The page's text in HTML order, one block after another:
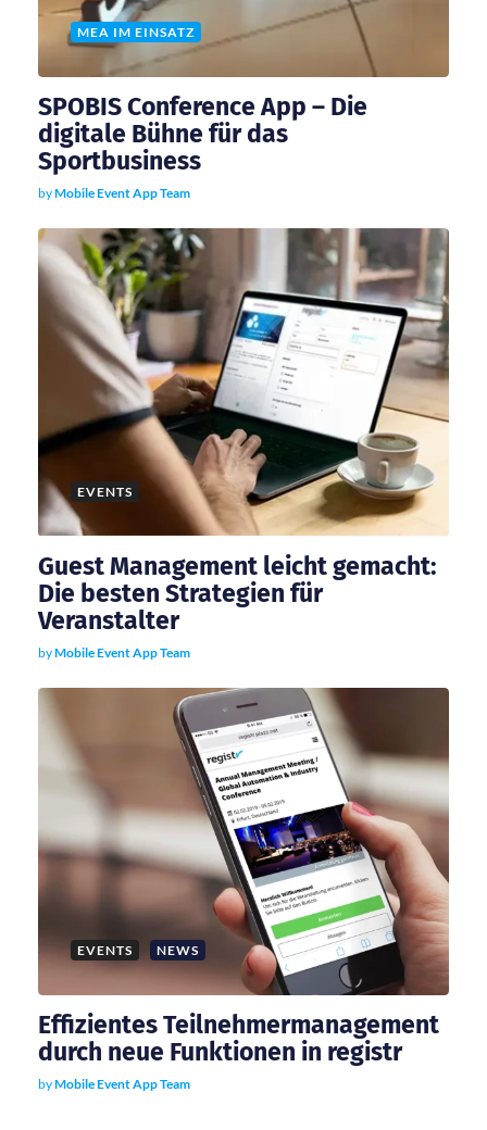
g
a
t
i
o
n
MEA IM EINSATZ
SPOBIS Conference App – Die
digitale Bühne für das
Sportbusiness
byMobile Event App Team
EVENTS
Guest Management leicht gemacht:
Die besten Strategien für
Veranstalter
byMobile Event App Team
EVENTS NEWS
Effizientes Teilnehmermanagement
durch neue Funktionen in registr
byMobile Event App Team